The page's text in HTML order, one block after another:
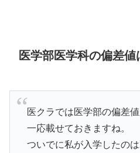
医学部医学科の偏差
医クラでは医学部の偏差
一応載せておきますね。
ついでに私が入学したのは